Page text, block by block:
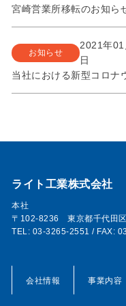
宮崎営業所移転のお知ら
お知らせ
2021年
日
当社における新型コロナ
ライト工業株式会社
本社
〒102-8236 東京都千代田
TEL: 03-3265-2551 / FAX:
会社情報 事業内容